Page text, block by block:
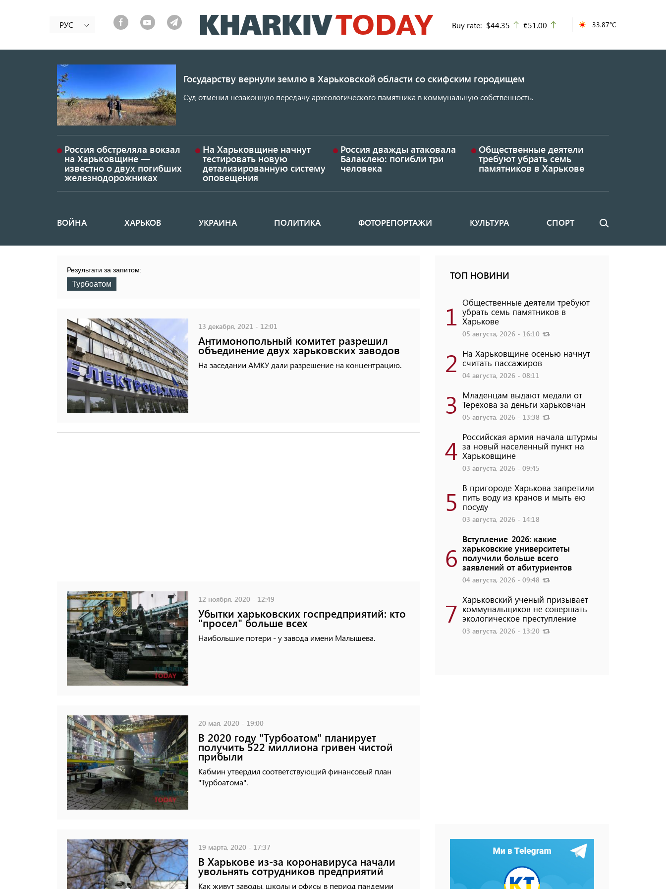
к
основному
РУС Buy rate: $44.35 up
€51.00 33.87°C
Государству вернули землю в Харьковской области со скифским городищем
Суд отменил незаконную передачу археологического памятника в коммунальную собственность.
Россия обстреляла вокзал
на Харьковщине —
известно о двух погибших
железнодорожниках
На Харьковщине начнут
тестировать новую
детализированную систему
оповещения
Россия дважды атаковала
Балаклею: погибли три
человека
Общественные деятели
требуют убрать семь
памятников в Харькове
Основная
ВОЙНА ХАРЬКОВ УКРАИНА ПОЛИТИКА ФОТОРЕПОРТАЖИ КУЛЬТУРА СПОРТ Поиск
Результати за запитом:
Турбоатом
13 декабря, 2021 - 12:01
Антимонопольный комитет разрешил
объединение двух харьковских заводов
На заседании АМКУ дали разрешение на концентрацию.
12 ноября, 2020 - 12:49
Убытки харьковских госпредприятий: кто
"просел" больше всех
Наибольшие потери - у завода имени Малышева.
20 мая, 2020 - 19:00
В 2020 году "Турбоатом" планирует
получить 522 миллиона гривен чистой
прибыли
Кабмин утвердил соответствующий финансовый план
"Турбоатома".
19 марта, 2020 - 17:37
В Харькове из-за коронавируса начали
увольнять сотрудников предприятий
Как живут заводы, школы и офисы в период пандемии
ТОП НОВИНИ
1 Общественные деятели требуют
убрать семь памятников в
Харькове
05 августа, 2026 - 16:10
2 На Харьковщине осенью начнут
считать пассажиров
04 августа, 2026 - 08:11
3 Младенцам выдают медали от
Терехова за деньги харьковчан
05 августа, 2026 - 13:38
4 Российская армия начала штурмы
за новый населенный пункт на
Харьковщине
03 августа, 2026 - 09:45
5 В пригороде Харькова запретили
пить воду из кранов и мыть ею
посуду
03 августа, 2026 - 14:18
6
Вступление-2026: какие
харьковские университеты
получили больше всего
заявлений от абитуриентов
04 августа, 2026 - 09:48
7 Харьковский ученый призывает
коммунальщиков не совершать
экологическое преступление
03 августа, 2026 - 13:20